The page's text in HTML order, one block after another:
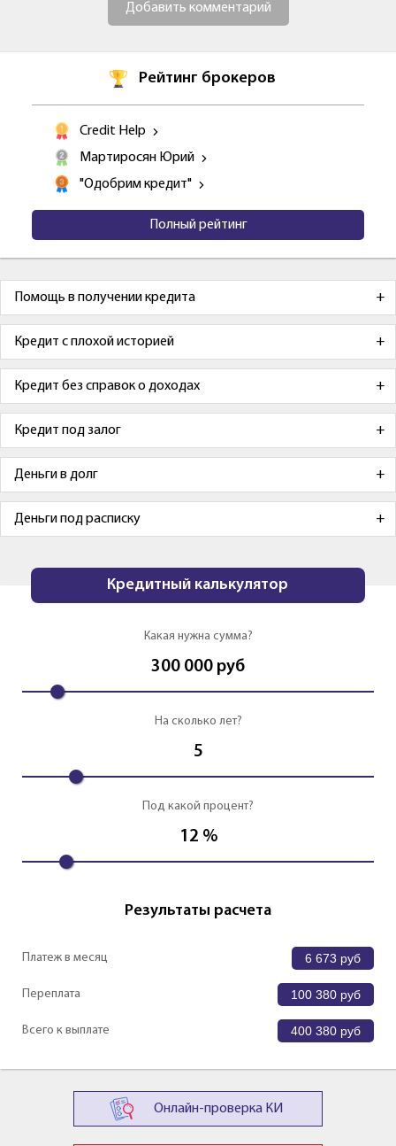
Добавить комментарий
Рейтинг брокеров
Credit Help
Мартиросян Юрий
"Одобрим кредит"
Полный рейтинг
Помощь в получении кредита
Кредит с плохой историей
Кредит без справок о доходах
Кредит под залог
Деньги в долг
Деньги под расписку
Кредитный калькулятор
Какая нужна сумма?
300 000 руб
На сколько лет?
5
Под какой процент?
12 %
Результаты расчета
Платеж в месяц 6 673 руб
Переплата 100 380 руб
Всего к выплате 400 380 руб
Онлайн-проверка КИ